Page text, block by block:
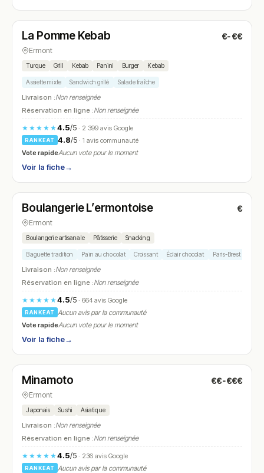
N° 10
La Pomme Kebab €-€€
Ermont
Turque Grill Kebab Panini Burger Kebab
Assiette mixte Sandwich grillé Salade fraîche
Livraison :Non renseignée
Réservation en ligne :Non renseignée
★★★★★4.5/5· 2 399 avis Google
RANKEAT 4.8/5 · 1 avis communauté
Vote rapideAucun vote pour le moment
Voir la fiche→
N° 11
Boulangerie L’ermontoise €
Ermont
Boulangerie artisanale Pâtisserie Snacking
Baguette tradition Pain au chocolat Croissant Éclair chocolat Paris-Brest
Livraison :Non renseignée
Réservation en ligne :Non renseignée
★★★★★4.5/5· 664 avis Google
RANKEAT
Aucun avis par la communauté
Vote rapideAucun vote pour le moment
Voir la fiche→
N° 12
Minamoto €€-€€€
Ermont
Japonais Sushi Asiatique
Livraison :Non renseignée
Réservation en ligne :Non renseignée
★★★★★4.5/5· 236 avis Google
RANKEAT
Aucun avis par la communauté